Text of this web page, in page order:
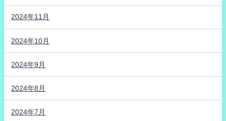
2024年11月
2024年10月
2024年9月
2024年8月
2024年7月